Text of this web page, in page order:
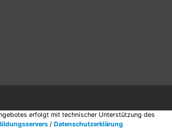
erfolgt mit technischer Unterstützung des
/ Datenschutzerklärung